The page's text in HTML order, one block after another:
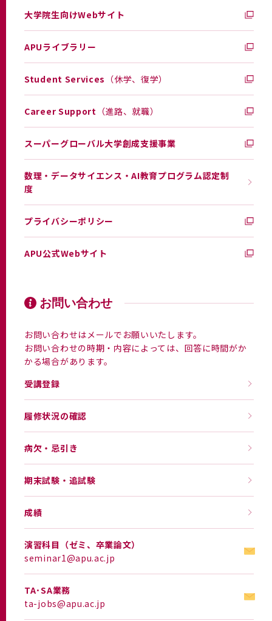
大学院生向けWebサイト
APUライブラリー
Student Services （休学、復学）
Career Support （進路、就職）
スーパーグローバル大学創成支援事業
数理・データサイエンス・AI教育プログラム認定制
度
プライバシーポリシー
APU公式Webサイト
お問い合わせ
お問い合わせはメールでお願いいたします。
お問い合わせの時期・内容によっては、回答に時間がか
かる場合があります。
受講登録
履修状況の確認
病欠・忌引き
期末試験・追試験
成績
演習科目（ゼミ、卒業論文）
seminar1@apu.ac.jp
TA･SA業務
ta-jobs@apu.ac.jp